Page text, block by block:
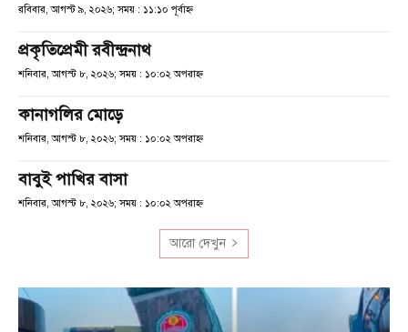
রবিবার, আগস্ট ৯, ২০২৬; সময় : ১১:১০ পূর্বাহ্ণ
প্রকৃতিপ্রেমী রবীন্দ্রনাথ
শনিবার, আগস্ট ৮, ২০২৬; সময় : ১০:০২ অপরাহ্ণ
কানাগলির মোড়ে
শনিবার, আগস্ট ৮, ২০২৬; সময় : ১০:০২ অপরাহ্ণ
বাবুই পাখির বাসা
শনিবার, আগস্ট ৮, ২০২৬; সময় : ১০:০২ অপরাহ্ণ
আরো দেখুন